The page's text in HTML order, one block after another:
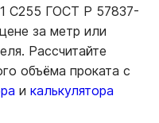
С255 ГОСТ Р 57837-
за метр или
Рассчитайте
объёма проката с
и калькулятора